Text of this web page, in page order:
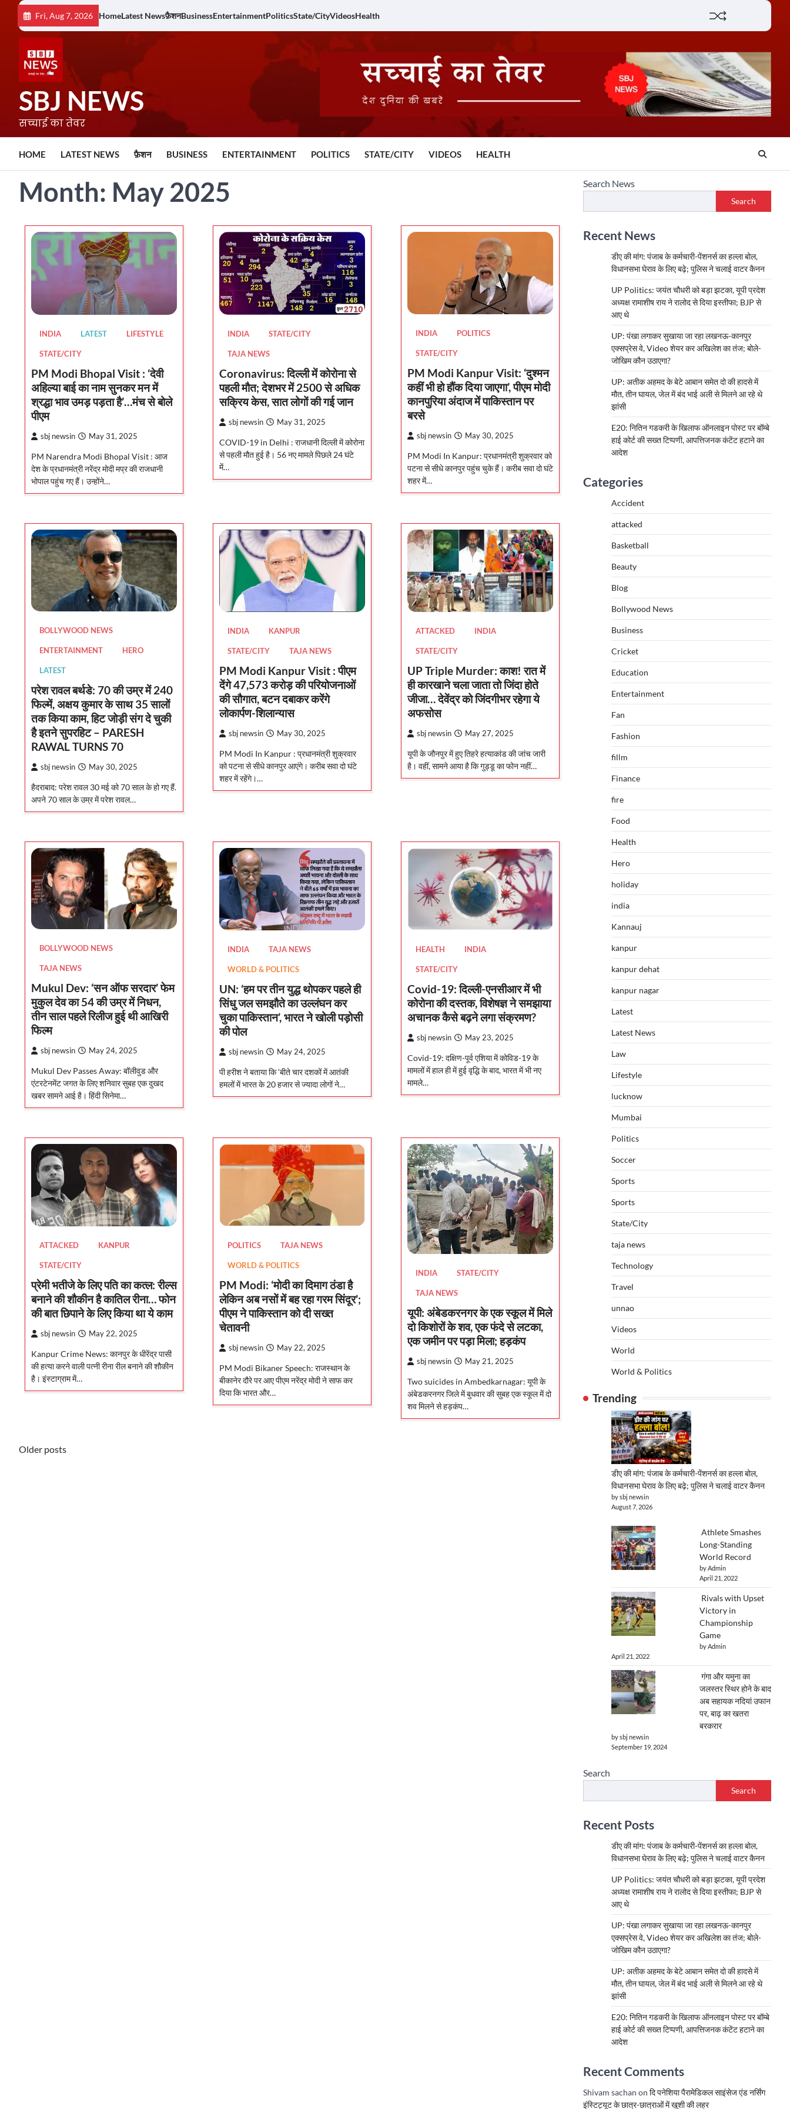
content
Fri, Aug 7, 2026 HomeLatest Newsफ़ैशनBusinessEntertainmentPoliticsState/CityVideosHealth
SBJ NEWS
सच्चाई का तेवर
HOME LATEST NEWS फ़ैशन BUSINESS ENTERTAINMENT POLITICS STATE/CITY VIDEOS HEALTH
Month: May 2025
INDIA LATEST LIFESTYLE
STATE/CITY
PM Modi Bhopal Visit : ‘देवी
अहिल्या बाई का नाम सुनकर मन में
श्रद्धा भाव उमड़ पड़ता है’…मंच से बोले
पीएम
sbj newsin May 31, 2025
PM Narendra Modi Bhopal Visit : आज
देश के प्रधानमंत्री नरेंद्र मोदी मप्र की राजधानी
भोपाल पहुंच गए हैं। उन्होंने…
INDIA STATE/CITY
TAJA NEWS
Coronavirus: दिल्ली में कोरोना से
पहली मौत; देशभर में 2500 से अधिक
सक्रिय केस, सात लोगों की गई जान
sbj newsin May 31, 2025
COVID-19 in Delhi : राजधानी दिल्ली में कोरोना
से पहली मौत हुई है। 56 नए मामले पिछले 24 घंटे
में…
INDIA POLITICS
STATE/CITY
PM Modi Kanpur Visit: ‘दुश्मन
कहीं भी हो हौंक दिया जाएगा’, पीएम मोदी
कानपुरिया अंदाज में पाकिस्तान पर
बरसे
sbj newsin May 30, 2025
PM Modi In Kanpur: प्रधानमंत्री शुक्रवार को
पटना से सीधे कानपुर पहुंच चुके हैं। करीब सवा दो घंटे
शहर में…
BOLLYWOOD NEWS
ENTERTAINMENT HERO
LATEST
परेश रावल बर्थडे: 70 की उम्र में 240
फिल्में, अक्षय कुमार के साथ 35 सालों
तक किया काम, हिट जोड़ी संग दे चुकी
है इतने सुपरहिट – PARESH
RAWAL TURNS 70
sbj newsin May 30, 2025
हैदराबाद: परेश रावल 30 मई को 70 साल के हो गए हैं.
अपने 70 साल के उम्र में परेश रावल…
INDIA KANPUR
STATE/CITY TAJA NEWS
PM Modi Kanpur Visit : पीएम
देंगे 47,573 करोड़ की परियोजनाओं
की सौगात, बटन दबाकर करेंगे
लोकार्पण-शिलान्यास
sbj newsin May 30, 2025
PM Modi In Kanpur : प्रधानमंत्री शुक्रवार
को पटना से सीधे कानपुर आएंगे। करीब सवा दो घंटे
शहर में रहेंगे।…
ATTACKED INDIA
STATE/CITY
UP Triple Murder: काश! रात में
ही कारखाने चला जाता तो जिंदा होते
जीजा… देवेंद्र को जिंदगीभर रहेगा ये
अफसोस
sbj newsin May 27, 2025
यूपी के जौनपुर में हुए तिहरे हत्याकांड की जांच जारी
है। वहीं, सामने आया है कि गुड्डू का फोन नहीं…
BOLLYWOOD NEWS
TAJA NEWS
Mukul Dev: ‘सन ऑफ सरदार’ फेम
मुकुल देव का 54 की उम्र में निधन,
तीन साल पहले रिलीज हुई थी आखिरी
फिल्म
sbj newsin May 24, 2025
Mukul Dev Passes Away: बॉलीवुड और
एंटरटेनमेंट जगत के लिए शनिवार सुबह एक दुखद
खबर सामने आई है। हिंदी सिनेमा…
INDIA TAJA NEWS
WORLD & POLITICS
UN: ‘हम पर तीन युद्ध थोपकर पहले ही
सिंधु जल समझौते का उल्लंघन कर
चुका पाकिस्तान’, भारत ने खोली पड़ोसी
की पोल
sbj newsin May 24, 2025
पी हरीश ने बताया कि ‘बीते चार दशकों में आतंकी
हमलों में भारत के 20 हजार से ज्यादा लोगों ने…
HEALTH INDIA
STATE/CITY
Covid-19: दिल्ली-एनसीआर में भी
कोरोना की दस्तक, विशेषज्ञ ने समझाया
अचानक कैसे बढ़ने लगा संक्रमण?
sbj newsin May 23, 2025
Covid-19: दक्षिण-पूर्व एशिया में कोविड-19 के
मामलों में हाल ही में हुई वृद्धि के बाद, भारत में भी नए
मामले…
ATTACKED KANPUR
STATE/CITY
प्रेमी भतीजे के लिए पति का कत्ल: रील्स
बनाने की शौकीन है कातिल रीना… फोन
की बात छिपाने के लिए किया था ये काम
sbj newsin May 22, 2025
Kanpur Crime News: कानपुर के धीरेंद्र पासी
की हत्या करने वाली पत्नी रीना रील बनाने की शौकीन
है। इंस्टाग्राम में…
POLITICS TAJA NEWS
WORLD & POLITICS
PM Modi: ‘मोदी का दिमाग ठंडा है
लेकिन अब नसों में बह रहा गरम सिंदूर’;
पीएम ने पाकिस्तान को दी सख्त
चेतावनी
sbj newsin May 22, 2025
PM Modi Bikaner Speech: राजस्थान के
बीकानेर दौरे पर आए पीएम नरेंद्र मोदी ने साफ कर
दिया कि भारत और…
INDIA STATE/CITY
TAJA NEWS
यूपी: अंबेडकरनगर के एक स्कूल में मिले
दो किशोरों के शव, एक फंदे से लटका,
एक जमीन पर पड़ा मिला; हड़कंप
sbj newsin May 21, 2025
Two suicides in Ambedkarnagar: यूपी के
अंबेडकरनगर जिले में बुधवार की सुबह एक स्कूल में दो
शव मिलने से हड़कंप…
Posts
Older posts
Search News
Search
Recent News
डीए की मांग: पंजाब के कर्मचारी-पेंशनर्स का हल्ला बोल,
विधानसभा घेराव के लिए बढ़े; पुलिस ने चलाई वाटर कैनन
UP Politics: जयंत चौधरी को बड़ा झटका, यूपी प्रदेश
अध्यक्ष रामाशीष राय ने रालोद से दिया इस्तीफा; BJP से
आए थे
UP: पंखा लगाकर सुखाया जा रहा लखनऊ-कानपुर
एक्सप्रेस वे, Video शेयर कर अखिलेश का तंज; बोले-
जोखिम कौन उठाएगा?
UP: अतीक अहमद के बेटे आबान समेत दो की हादसे में
मौत, तीन घायल, जेल में बंद भाई अली से मिलने आ रहे थे
झांसी
E20: नितिन गडकरी के खिलाफ ऑनलाइन पोस्ट पर बॉम्बे
हाई कोर्ट की सख्त टिप्पणी, आपत्तिजनक कंटेंट हटाने का
आदेश
Categories
Accident
attacked
Basketball
Beauty
Blog
Bollywood News
Business
Cricket
Education
Entertainment
Fan
Fashion
fillm
Finance
fire
Food
Health
Hero
holiday
india
Kannauj
kanpur
kanpur dehat
kanpur nagar
Latest
Latest News
Law
Lifestyle
lucknow
Mumbai
Politics
Soccer
Sports
Sports
State/City
taja news
Technology
Travel
unnao
Videos
World
World & Politics
Trending
डीए की मांग: पंजाब के कर्मचारी-पेंशनर्स का हल्ला बोल,
विधानसभा घेराव के लिए बढ़े; पुलिस ने चलाई वाटर कैनन
by sbj newsin
August 7, 2026
Athlete Smashes
Long-Standing
World Record
by Admin
April 21, 2022
Rivals with Upset
Victory in
Championship
Game
by Admin
April 21, 2022
गंगा और यमुना का
जलस्तर स्थिर होने के बाद
अब सहायक नदियां उफान
पर, बाढ़ का खतरा
बरकरार
by sbj newsin
September 19, 2024
Search
Search
Recent Posts
डीए की मांग: पंजाब के कर्मचारी-पेंशनर्स का हल्ला बोल,
विधानसभा घेराव के लिए बढ़े; पुलिस ने चलाई वाटर कैनन
UP Politics: जयंत चौधरी को बड़ा झटका, यूपी प्रदेश
अध्यक्ष रामाशीष राय ने रालोद से दिया इस्तीफा; BJP से
आए थे
UP: पंखा लगाकर सुखाया जा रहा लखनऊ-कानपुर
एक्सप्रेस वे, Video शेयर कर अखिलेश का तंज; बोले-
जोखिम कौन उठाएगा?
UP: अतीक अहमद के बेटे आबान समेत दो की हादसे में
मौत, तीन घायल, जेल में बंद भाई अली से मिलने आ रहे थे
झांसी
E20: नितिन गडकरी के खिलाफ ऑनलाइन पोस्ट पर बॉम्बे
हाई कोर्ट की सख्त टिप्पणी, आपत्तिजनक कंटेंट हटाने का
आदेश
Recent Comments
Shivam sachan on दि पनेशिया पैरामेडिकल साइंसेज एंड नर्सिंग
इंस्टिट्यूट के छात्र-छात्राओं में खुशी की लहर